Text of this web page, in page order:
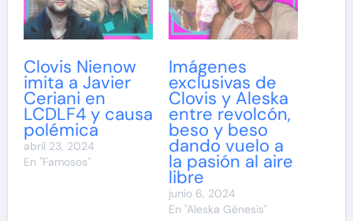
Clovis Nienow
imita a Javier
Ceriani en
LCDLF4 y causa
polémica
abril 23, 2024
En "Famosos"
Imágenes
exclusivas de
Clovis y Aleska
entre revolcón,
beso y beso
dando vuelo a
la pasión al aire
libre
junio 6, 2024
En "Aleska Génesis"